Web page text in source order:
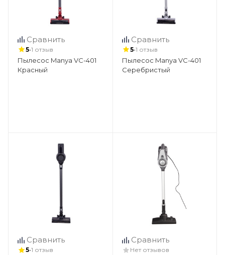
Сравнить
5•1 отзыв
Пылесос Manya VC-401
Красный
Сравнить
5•1 отзыв
Пылесос Manya VC-401
Серебристый
Сравнить
5•1 отзыв
Сравнить
Нет отзывов